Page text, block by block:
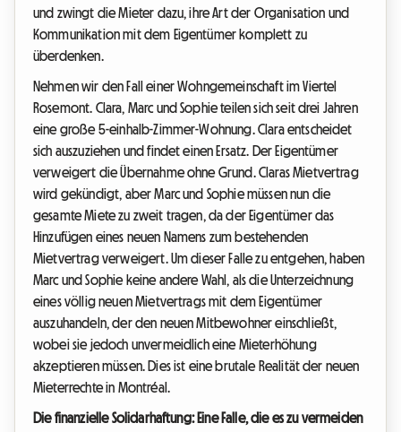
und zwingt die Mieter dazu, ihre Art der Organisation und
Kommunikation mit dem Eigentümer komplett zu
überdenken.
Nehmen wir den Fall einer Wohngemeinschaft im Viertel
Rosemont. Clara, Marc und Sophie teilen sich seit drei Jahren
eine große 5-einhalb-Zimmer-Wohnung. Clara entscheidet
sich auszuziehen und findet einen Ersatz. Der Eigentümer
verweigert die Übernahme ohne Grund. Claras Mietvertrag
wird gekündigt, aber Marc und Sophie müssen nun die
gesamte Miete zu zweit tragen, da der Eigentümer das
Hinzufügen eines neuen Namens zum bestehenden
Mietvertrag verweigert. Um dieser Falle zu entgehen, haben
Marc und Sophie keine andere Wahl, als die Unterzeichnung
eines völlig neuen Mietvertrags mit dem Eigentümer
auszuhandeln, der den neuen Mitbewohner einschließt,
wobei sie jedoch unvermeidlich eine Mieterhöhung
akzeptieren müssen. Dies ist eine brutale Realität der neuen
Mieterrechte in Montréal.
Die finanzielle Solidarhaftung: Eine Falle, die es zu vermeiden